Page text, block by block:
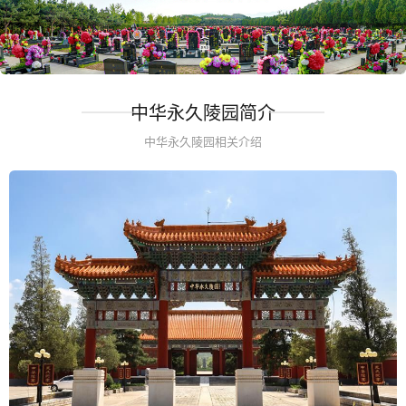
中华永久陵园简介
中华永久陵园相关介绍